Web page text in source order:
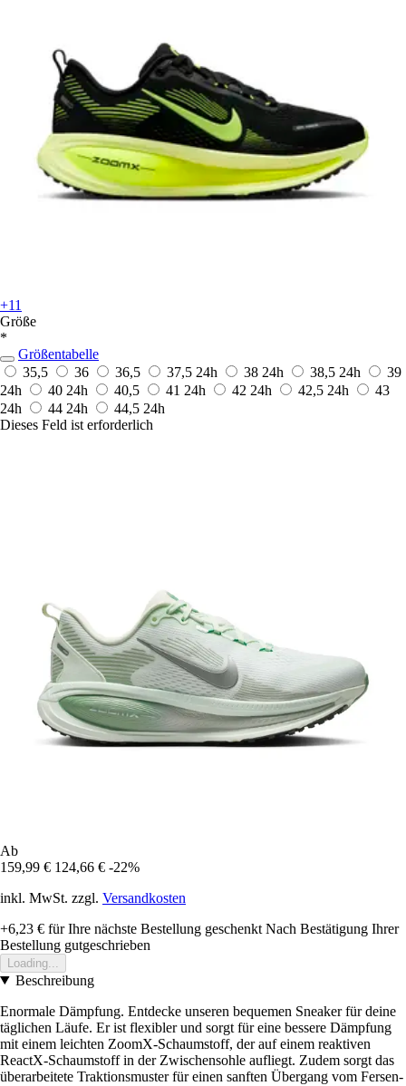
+11
Größe
*
Größentabelle
35,5
36 36,5 37,5 24h 38 24h 38,5 24h
39
24h
40 24h 40,5 41 24h 42 24h 42,5 24h
43
24h
44 24h 44,5 24h
Dieses Feld ist erforderlich
Ab
159,99 € 124,66 € -22%
inkl. MwSt. zzgl. Versandkosten
+6,23 € für Ihre nächste Bestellung geschenkt Nach Bestätigung Ihrer
Bestellung gutgeschrieben
Loading...
Beschreibung
Enormale Dämpfung. Entdecke unseren bequemen Sneaker für deine
täglichen Läufe. Er ist flexibler und sorgt für eine bessere Dämpfung
mit einem leichten ZoomX-Schaumstoff, der auf einem reaktiven
ReactX-Schaumstoff in der Zwischensohle aufliegt. Zudem sorgt das
überarbeitete Traktionsmuster für einen sanften Übergang vom Fersen-